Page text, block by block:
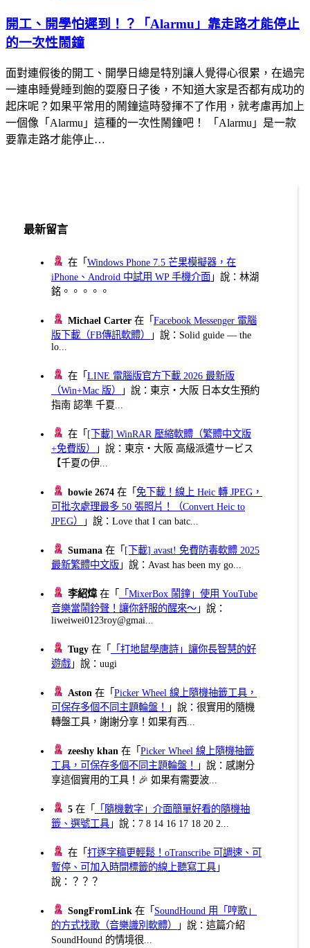
開工、開學怕遲到！？「Alarmu」靠走路才能停止
的一次性鬧鐘
面對連假後的開工、開學日總是特別讓人覺得心很累，在過完
一連串睡覺睡到飽的耍廢日子後，不知道大家是否都有成功的
起床呢？如果平常用的鬧鐘這時發揮不了作用，就考慮再加上
一個像「Alarmu」這種的一次性鬧鐘吧！ 「Alarmu」是一款
要靠走路才能停止…
最新留言
在「Windows Phone 7.5 芒果模擬器，在
iPhone、Android 中試用 WP 手機介面 」說：林湖
銘。。。。。
Michael Carter 在「Facebook Messenger 電腦
版下載（FB傳訊軟體）
」說：Solid guide — the
lo...
在「LINE 電腦版官方下載 2026 最新版
（Win+Mac 版）
」說：東京・大阪 日本女生預約
指南 認準 千夏...
在「 [下載] WinRAR 壓縮軟體（繁體中文版
+免費版）
」說：東京・大阪 高級派遣サービス
【千夏の伊...
bowie 2674 在「免下載！線上 Heic 轉 JPEG，
可批次處理最多 50 張照片！（Convert Heic to
JPEG）
」說：Love that I can batc...
Sumana 在「 [下載] avast! 免費防毒軟體 2025
最新繁體中文版 」說：Avast has been my go...
李紹煒在「
「MixerBox 鬧鐘」使用 YouTube
音樂當鬧鈴聲！讓你舒服的醒來～ 」說：
liweiwei0123roy@gmai...
Tugy 在「
「打地鼠學唐詩」讓你長智慧的好
遊戲 」說：uugi
Aston 在「Picker Wheel 線上隨機抽籤工具，
可保存多個不同主題輪盤！
」說：很實用的隨機
轉盤工具，謝謝分享！如果有西...
zeeshy khan 在「Picker Wheel 線上隨機抽籤
工具，可保存多個不同主題輪盤！
」說：感謝分
享這個實用的工具！🎉 如果有需要波...
5 在「
「隨機數字」介面簡單好看的隨機抽
籤、選號工具 」說：7 8 14 16 17 18 20 2...
在「打逐字稿更輕鬆！oTranscribe 可調速、可
暫停、可加入時間標籤的線上聽寫工具 」
說：？？？
SongFromLink 在「 SoundHound 用「哼歌」
的方式找歌（音樂識別軟體）
」說：這篇介紹
SoundHound 的情境很...